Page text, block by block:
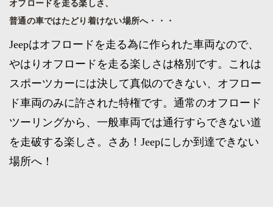
オフロードを走る楽しさ、
普通の車ではたどり着けない場所へ・・・
Jeepはオフロードを走る為に作られた車両なので、
やはりオフロードを走る楽しさは格別です。これは
スポーツカーには決して真似のできない、オフロー
ド車両のみに許された特権です。通常のオフロード
ツーリングから、一般車両では通行すらできない道
を走破する楽しさ。さあ！Jeepにしか到達できない
場所へ！